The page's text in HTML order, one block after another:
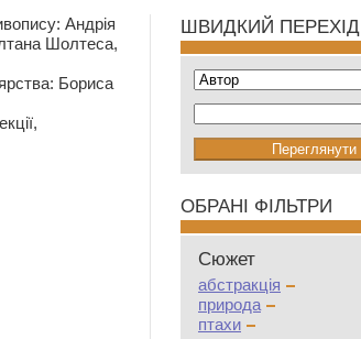
Андрія
Шолтеса,
Бориса
ШВИДКИЙ ПЕРЕХІД
ОБРАНІ ФІЛЬТРИ
Сюжет
абстракція
природа
птахи